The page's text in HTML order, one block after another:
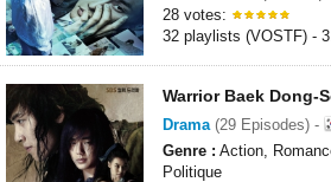
28 votes:
32 playlists (VOSTF) -
Warrior Baek Dong-
Drama(29 Episodes) -
Genre : Action,
Politique